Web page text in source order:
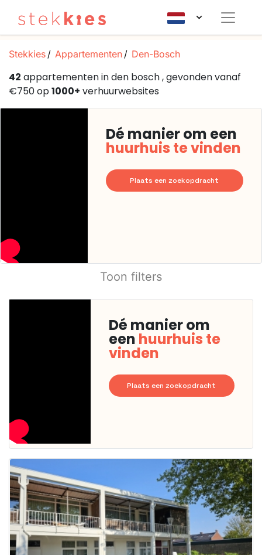
Stekkies Appartementen Den-Bosch
42 appartementen in den bosch , gevonden vanaf
€750 op1000+ verhuurwebsites
Dé manier om een
huurhuis te vinden
Plaats een zoekopdracht
Toon filters
Dé manier om
een huurhuis te
vinden
Plaats een zoekopdracht
Deze woning
is
waarschijnlijk
al verhuurd
Om kans te
maken moet je
binnen 15
minuten
reageren.
Stekkies helpt